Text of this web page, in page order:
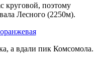
круговой, поэтому
Лесного (2250м).
а вдали пик Комсомола.